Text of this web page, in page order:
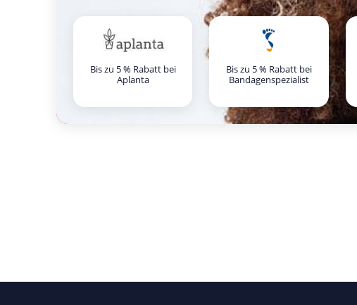
Bis zu 5 % Rabatt bei
Aplanta
Bis zu 5 % Rabatt bei
Bandagenspezialist